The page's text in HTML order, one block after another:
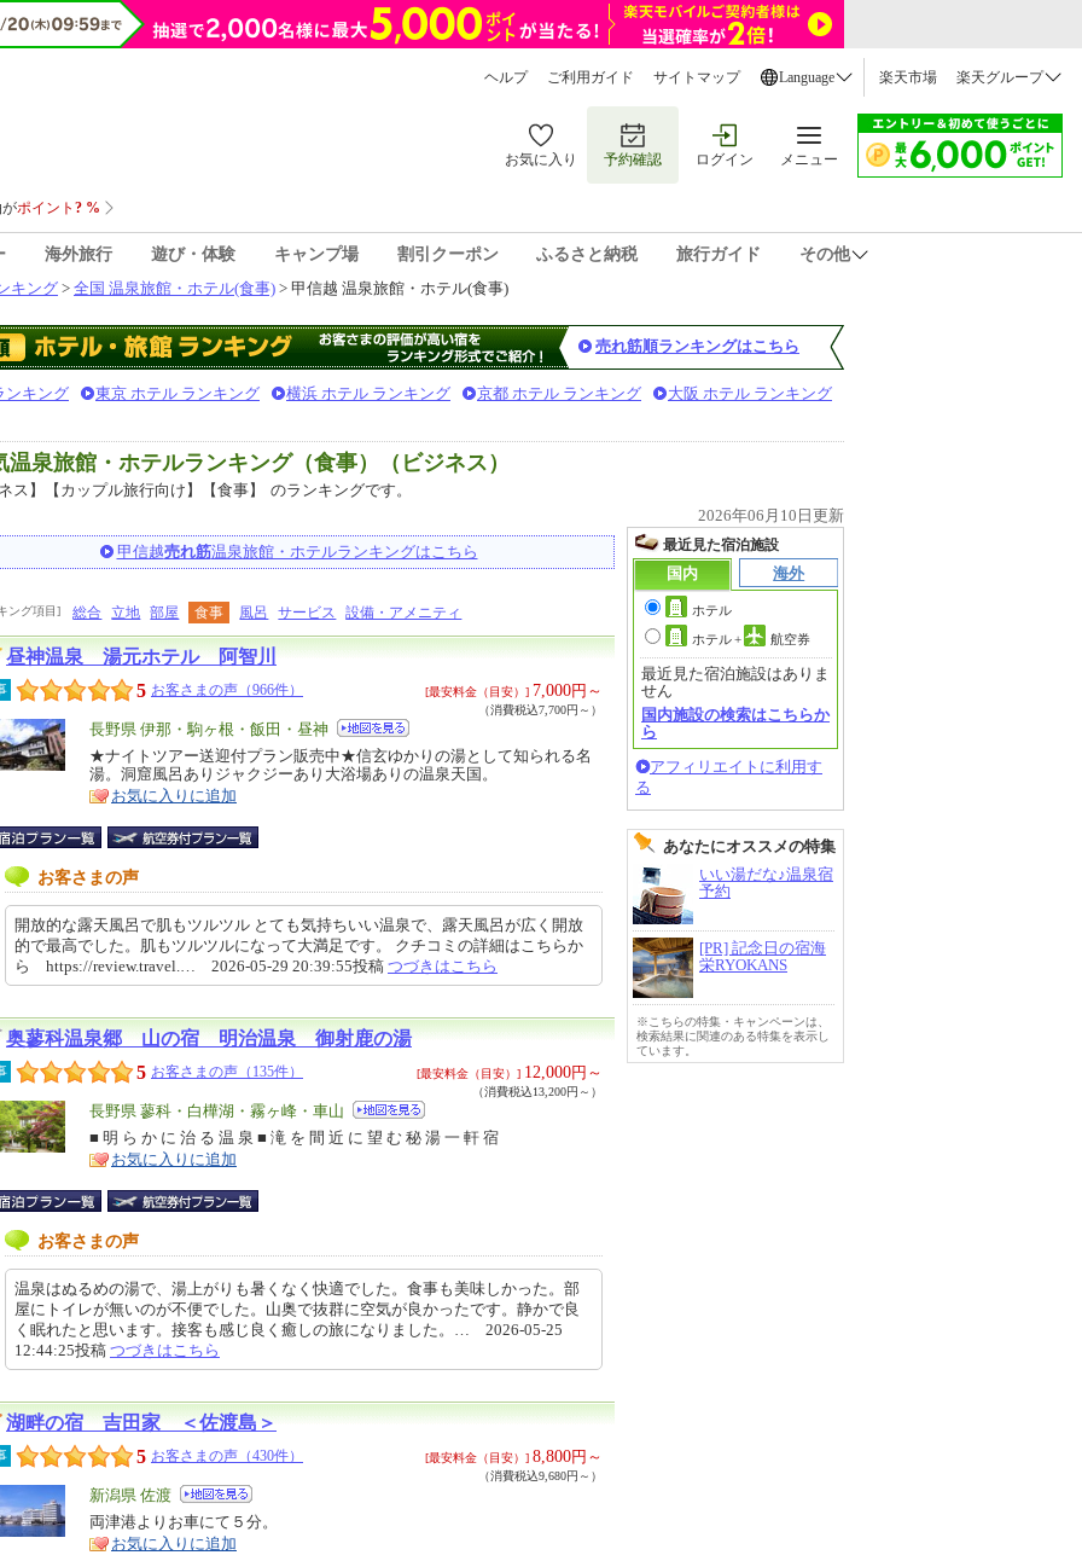
ヘルプ ご利用ガイド サイトマップ Language 楽天市場 楽天グループ
お気に入り 予約確認 ログイン メニュー
海外旅行 遊び・体験 キャンプ場 割引クーポン ふるさと納税 旅行ガイド
その他
キング > 全国 温泉旅館・ホテル(食事) > 甲信越 温泉旅館・ホテル(食事)
売れ筋順ランキングはこちら
ンキング 東京 ホテル ランキング 横浜 ホテル ランキング 京都 ホテル ランキング 大阪 ホテル ランキング
泉旅館・ホテルランキング（食事）（ビジネス）
】【カップル旅行向け】【食事】
のランキングです。
2026年06月10日更新
甲信越売れ筋温泉旅館・ホテルランキングはこちら
ング項目] 総合 立地 部屋 食事 風呂 サービス 設備・アメニティ
昼神温泉 湯元ホテル 阿智川
5 お客さまの声（966件） [最安料金（目安）] 7,000円～
（消費税込7,700円～）
エ
リ
ア
長野県 伊那・駒ヶ根・飯田・昼神
特
徴
★ナイトツアー送迎付プラン販売中★信玄ゆかりの湯として知られる名
湯。洞窟風呂ありジャクジーあり大浴場ありの温泉天国。
お気に入りに追加
お客さまの声
開放的な露天風呂で肌もツルツル とても気持ちいい温泉で、露天風呂が広く開放
的で最高でした。肌もツルツルになって大満足です。 クチコミの詳細はこちらか
ら https://review.travel.… 2026-05-29 20:39:55投稿 つづきはこちら
奥蓼科温泉郷 山の宿 明治温泉 御射鹿の湯
5 お客さまの声（135件） [最安料金（目安）] 12,000円～
（消費税込13,200円～）
エ
リ
ア
長野県 蓼科・白樺湖・霧ヶ峰・車山
特
徴
■ 明 ら か に 治 る 温 泉 ■ 滝 を 間 近 に 望 む 秘 湯 一 軒 宿
お気に入りに追加
お客さまの声
温泉はぬるめの湯で、湯上がりも暑くなく快適でした。食事も美味しかった。部
屋にトイレが無いのが不便でした。山奥で抜群に空気が良かったです。静かで良
く眠れたと思います。接客も感じ良く癒しの旅になりました。… 2026-05-25
12:44:25投稿 つづきはこちら
湖畔の宿 吉田家 ＜佐渡島＞
5 お客さまの声（430件） [最安料金（目安）] 8,800円～
（消費税込9,680円～）
エ
リ
ア
新潟県 佐渡
特
徴
両津港よりお車にて５分。
お気に入りに追加
最近見た宿泊施設
国内
海外
ホテル
ホテル+ 航空券
最近見た宿泊施設はありま
せん
国内施設の検索はこちらか
ら
アフィリエイトに利用す
る
あなたにオススメの特集
いい湯だな♪温泉宿
予約
[PR] 記念日の宿海
栄RYOKANS
※こちらの特集・キャンペーンは、
検索結果に関連のある特集を表示し
ています。